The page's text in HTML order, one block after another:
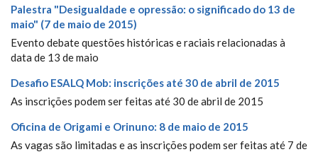
Palestra "Desigualdade e opressão: o significado do 13 de
maio" (7 de maio de 2015)
Evento debate questões históricas e raciais relacionadas à
data de 13 de maio
Desafio ESALQ Mob: inscrições até 30 de abril de 2015
As inscrições podem ser feitas até 30 de abril de 2015
Oficina de Origami e Orinuno: 8 de maio de 2015
As vagas são limitadas e as inscrições podem ser feitas até 7 de